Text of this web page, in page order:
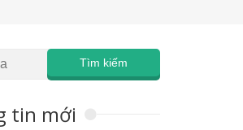
tin mới